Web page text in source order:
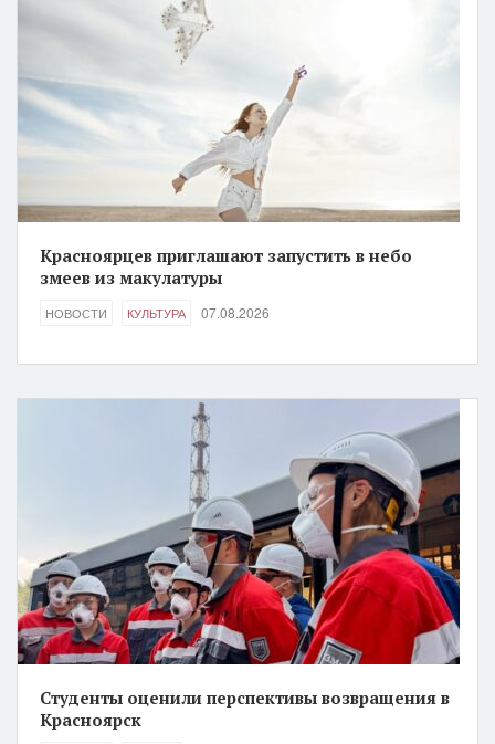
Красноярцев приглашают запустить в небо
змеев из макулатуры
НОВОСТИ КУЛЬТУРА 07.08.2026
Студенты оценили перспективы возвращения в
Красноярск